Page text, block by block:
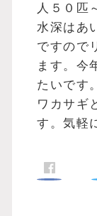
人５０匹
水深はあ
ですので
ます。今
たいです
ワカサギ
す。気軽